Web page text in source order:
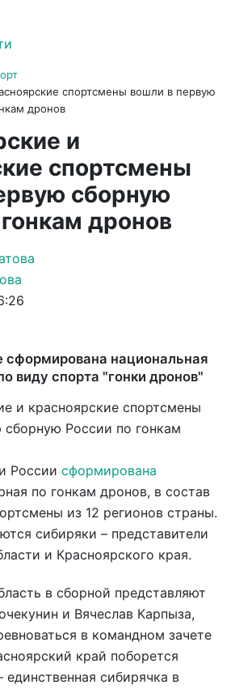
спортсмены вошли в первую
дронов
и
спортсмены
сборную
дронов
сформирована национальная
виду спорта "гонки дронов"
России сформирована
по гонкам дронов, в состав
из 12 регионов страны.
сибиряки – представители
и Красноярского края.
в сборной представляют
и Вячеслав Карпыза,
в командном зачете
край поборется
единственная сибирячка в